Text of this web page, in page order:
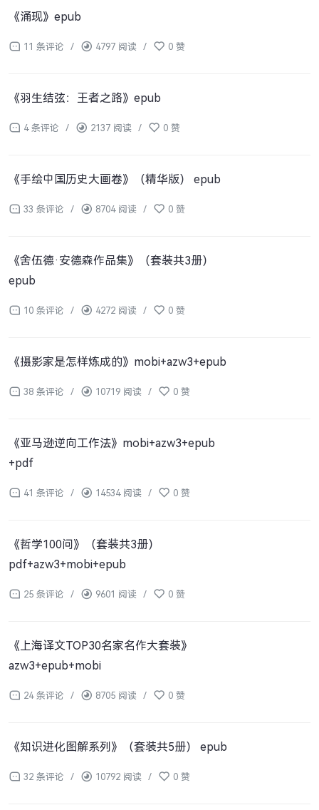
《涌现》epub
11 条评论 / 4797 阅读 / 0 赞
《羽生结弦：王者之路》epub
4 条评论 / 2137 阅读 / 0 赞
《手绘中国历史大画卷》（精华版） epub
33 条评论 / 8704 阅读 / 0 赞
《舍伍德·安德森作品集》（套装共3册）
epub
10 条评论 / 4272 阅读 / 0 赞
《摄影家是怎样炼成的》mobi+azw3+epub
38 条评论 / 10719 阅读 / 0 赞
《亚马逊逆向工作法》mobi+azw3+epub
+pdf
41 条评论 / 14534 阅读 / 0 赞
《哲学100问》（套装共3册）
pdf+azw3+mobi+epub
25 条评论 / 9601 阅读 / 0 赞
《上海译文TOP30名家名作大套装》
azw3+epub+mobi
24 条评论 / 8705 阅读 / 0 赞
《知识进化图解系列》（套装共5册） epub
32 条评论 / 10792 阅读 / 0 赞